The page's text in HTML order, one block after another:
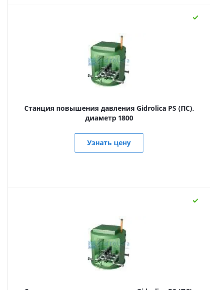
Станция повышения давления Gidrolica PS (ПС),
диаметр 1800
Узнать цену